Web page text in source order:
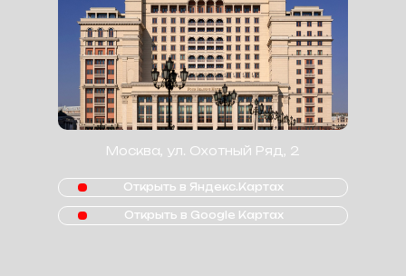
Москва, ул. Охотный Ряд, 2
Открыть в Яндекс.Картах
Открыть в Google Картах